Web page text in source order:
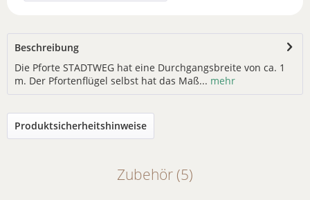
Beschreibung
Die Pforte STADTWEG hat eine Durchgangsbreite von ca. 1
m. Der Pfortenflügel selbst hat das Maß... mehr
Produktsicherheitshinweise
Zubehör (5)